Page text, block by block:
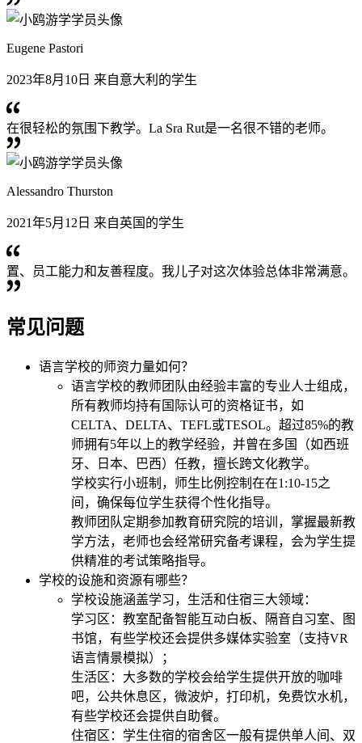
Eugene Pastori
2023年8月10日 来自意大利的学生
在很轻松的氛围下教学。La Sra Rut是一名很不错的老师。
Alessandro Thurston
2021年5月12日 来自英国的学生
置、员工能力和友善程度。我儿子对这次体验总体非常满意。
常见问题
语言学校的师资力量如何？
语言学校的教师团队由经验丰富的专业人士组成，
所有教师均持有国际认可的资格证书，如
CELTA、DELTA、TEFL或TESOL。超过85%的教
师拥有5年以上的教学经验，并曾在多国（如西班
牙、日本、巴西）任教，擅长跨文化教学。
学校实行小班制，师生比例控制在在1:10-15之
间，确保每位学生获得个性化指导。
教师团队定期参加教育研究院的培训，掌握最新教
学方法，老师也会经常研究备考课程，会为学生提
供精准的考试策略指导。
学校的设施和资源有哪些？
学校设施涵盖学习，生活和住宿三大领域：
学习区：教室配备智能互动白板、隔音自习室、图
书馆，有些学校还会提供多媒体实验室（支持VR
语言情景模拟）；
生活区：大多数的学校会给学生提供开放的咖啡
吧，公共休息区，微波炉，打印机，免费饮水机，
有些学校还会提供自助餐。
住宿区：学生住宿的宿舍区一般有提供单人间、双